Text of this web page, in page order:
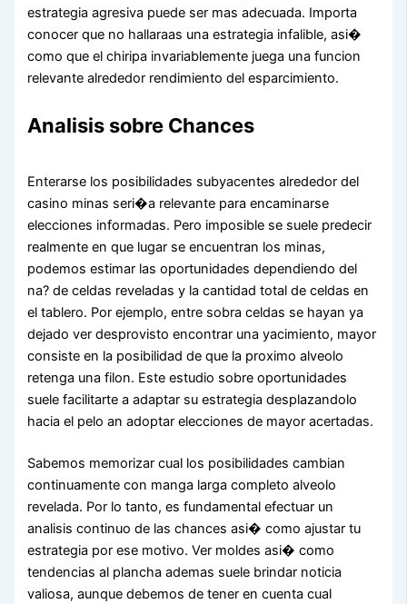
estrategia agresiva puede ser mas adecuada. Importa
conocer que no hallaraas una estrategia infalible, asi�
como que el chiripa invariablemente juega una funcion
relevante alrededor rendimiento del esparcimiento.
Analisis sobre Chances
Enterarse los posibilidades subyacentes alrededor del
casino minas seri�a relevante para encaminarse
elecciones informadas. Pero imposible se suele predecir
realmente en que lugar se encuentran los minas,
podemos estimar las oportunidades dependiendo del
na? de celdas reveladas y la cantidad total de celdas en
el tablero. Por ejemplo, entre sobra celdas se hayan ya
dejado ver desprovisto encontrar una yacimiento, mayor
consiste en la posibilidad de que la proximo alveolo
retenga una filon. Este estudio sobre oportunidades
suele facilitarte a adaptar su estrategia desplazandolo
hacia el pelo an adoptar elecciones de mayor acertadas.
Sabemos memorizar cual los posibilidades cambian
continuamente con manga larga completo alveolo
revelada. Por lo tanto, es fundamental efectuar un
analisis continuo de las chances asi� como ajustar tu
estrategia por ese motivo. Ver moldes asi� como
tendencias al plancha ademas suele brindar noticia
valiosa, aunque debemos de tener en cuenta cual